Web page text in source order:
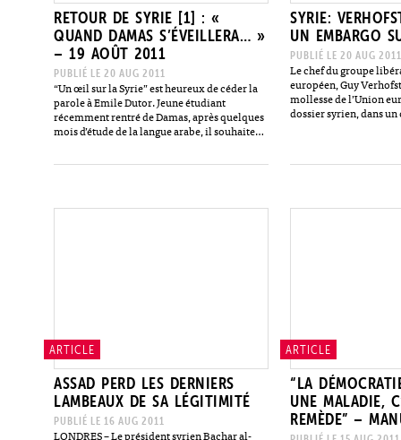
RETOUR DE SYRIE [1] : «
QUAND DAMAS S’ÉVEILLERA… »
– 19 AOÛT 2011
PUBLIÉ LE 20 AUG 2011
“Un œil sur la Syrie” est heureux de céder la
parole à Emile Dutor. Jeune étudiant
récemment rentré de Damas, après quelques
mois d’étude de la langue arabe, il souhaite
SYRIE:
UN EMBARGO
PUBLIÉ LE 20 AUG 2011
Le chef du groupe
européen, Guy
mollesse de l’Union
dossier syrien, dans
ARTICLE
ASSAD PERD LES DERNIERS
LAMBEAUX DE SA LÉGITIMITÉ
PUBLIÉ LE 16 AUG 2011
LONDRES – Le président syrien Bachar al-
ARTICLE
“LA
UNE MALADIE,
REMÈDE” –